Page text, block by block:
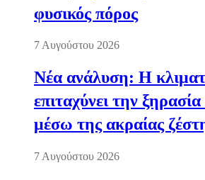
φυσικός πόρος
7 Αυγούστου 2026
Νέα ανάλυση: Η
επιταχύνει την
μέσω της ακραίας
7 Αυγούστου 2026